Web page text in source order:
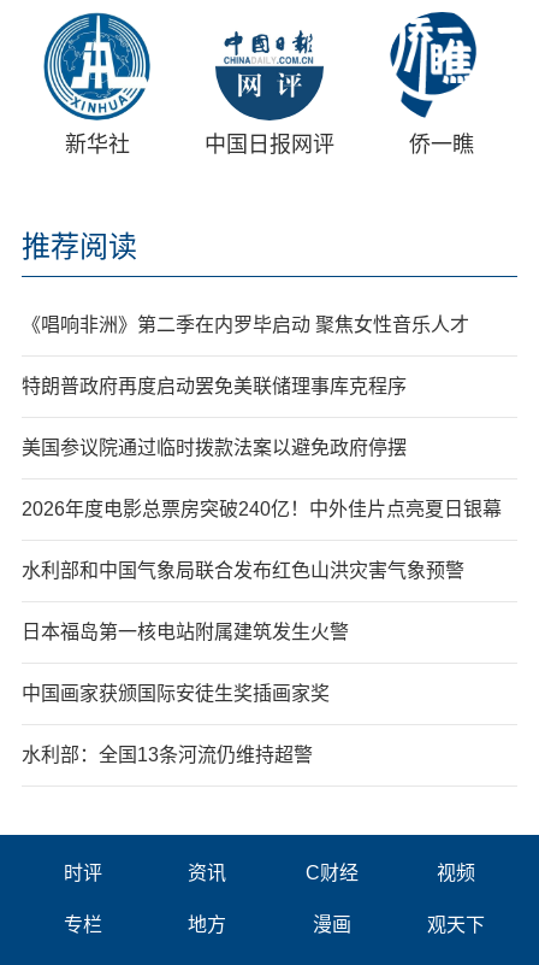
新华社 中国日报网评 侨一瞧
推荐阅读
《唱响非洲》第二季在内罗毕启动 聚焦女性音乐人才
特朗普政府再度启动罢免美联储理事库克程序
美国参议院通过临时拨款法案以避免政府停摆
2026年度电影总票房突破240亿！中外佳片点亮夏日银幕
水利部和中国气象局联合发布红色山洪灾害气象预警
日本福岛第一核电站附属建筑发生火警
中国画家获颁国际安徒生奖插画家奖
水利部：全国13条河流仍维持超警
时评 资讯 C财经 视频
专栏 地方 漫画 观天下